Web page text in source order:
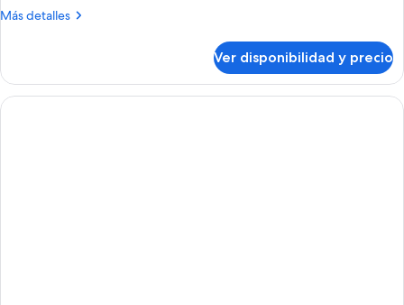
Más detalles
Más
Ver disponibilidad y precio